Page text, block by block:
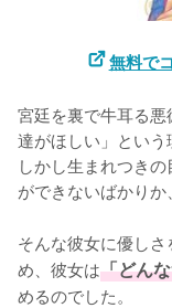
無料で
宮廷を裏で牛耳る
達がほしい」という
しかし生まれつき
ができないばかりか、
そんな彼女に優し
め、彼女は「どん
めるのでした。